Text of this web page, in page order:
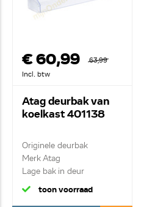
€ 60,99
63,99
Incl. btw
Atag deurbak van
koelkast 401138
Originele deurbak
Merk Atag
Lage bak in deur
toon voorraad